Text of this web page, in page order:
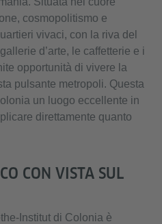
cosmopolitismo e
vivaci, con la riva del
d’arte, le caffetterie e i
opportunità di vivere la
pulsante metropoli. Questa
un luogo eccellente in
direttamente quanto
CON VISTA SUL
Institut di Colonia è